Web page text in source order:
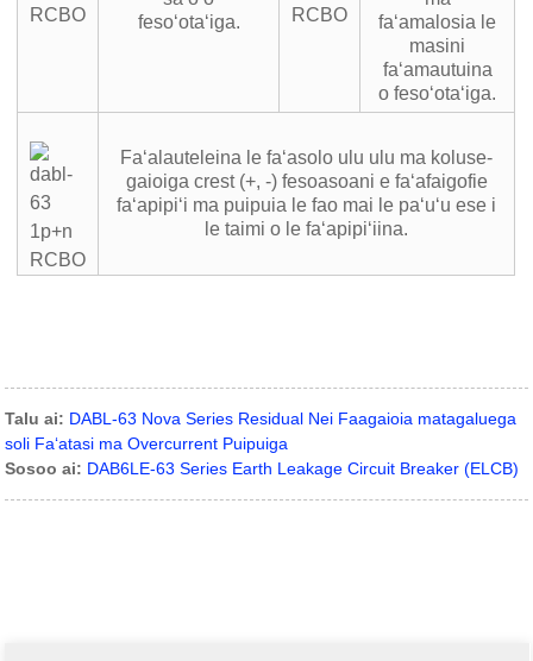
fesoʻotaʻiga.
faʻamalosia le
masini
faʻamautuina
o fesoʻotaʻiga.
Faʻalauteleina le faʻasolo ulu ulu ma koluse-
gaioiga crest (+, -) fesoasoani e faʻafaigofie
faʻapipiʻi ma puipuia le fao mai le paʻuʻu ese i
le taimi o le faʻapipiʻiina.
Talu ai: DABL-63 Nova Series Residual Nei Faagaioia matagaluega
soli Faʻatasi ma Overcurrent Puipuiga
Sosoo ai: DAB6LE-63 Series Earth Leakage Circuit Breaker (ELCB)